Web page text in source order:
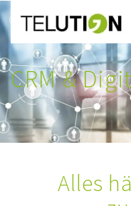
Inhalt
springen
CRM &
Alles